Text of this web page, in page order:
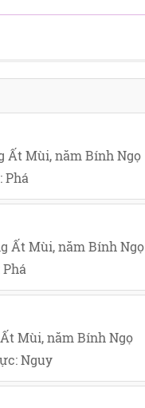
Ất Mùi, năm Bính Ngọ
Phá
Ất Mùi, năm Bính Ngọ
Mùi, năm Bính Ngọ
Nguy